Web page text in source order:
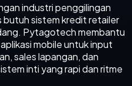
industri penggilingan
butuh sistem kredit retailer
Pytagotech membantu
mobile untuk input
sales lapangan, dan
inti yang rapi dan ritme